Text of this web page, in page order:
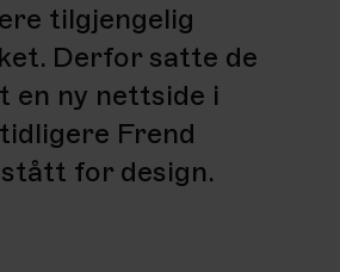
tilgjengelig
Derfor satte de
en ny nettside i
Frend
for design.